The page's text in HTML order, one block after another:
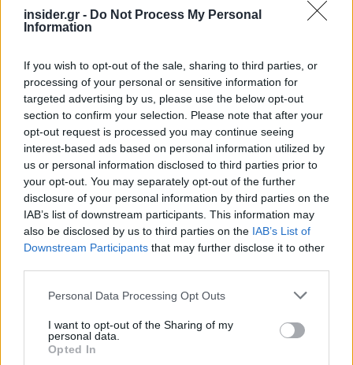
insider.gr - Do Not Process My Personal
Information
If you wish to opt-out of the sale, sharing to third parties, or
processing of your personal or sensitive information for
targeted advertising by us, please use the below opt-out
section to confirm your selection. Please note that after your
opt-out request is processed you may continue seeing
interest-based ads based on personal information utilized by
us or personal information disclosed to third parties prior to
your opt-out. You may separately opt-out of the further
disclosure of your personal information by third parties on the
IAB’s list of downstream participants. This information may
also be disclosed by us to third parties on the IAB’s List of
Downstream Participants that may further disclose it to other
Please note that this website/app uses one or more Google
not limited to your visit or usage behaviour. You may click to
grant or deny consent to Google and its third-party tags to
use your data for below specified purposes in below Google
Personal Data Processing Opt Outs
I want to opt-out of the Sharing of my
personal data.
Opted In